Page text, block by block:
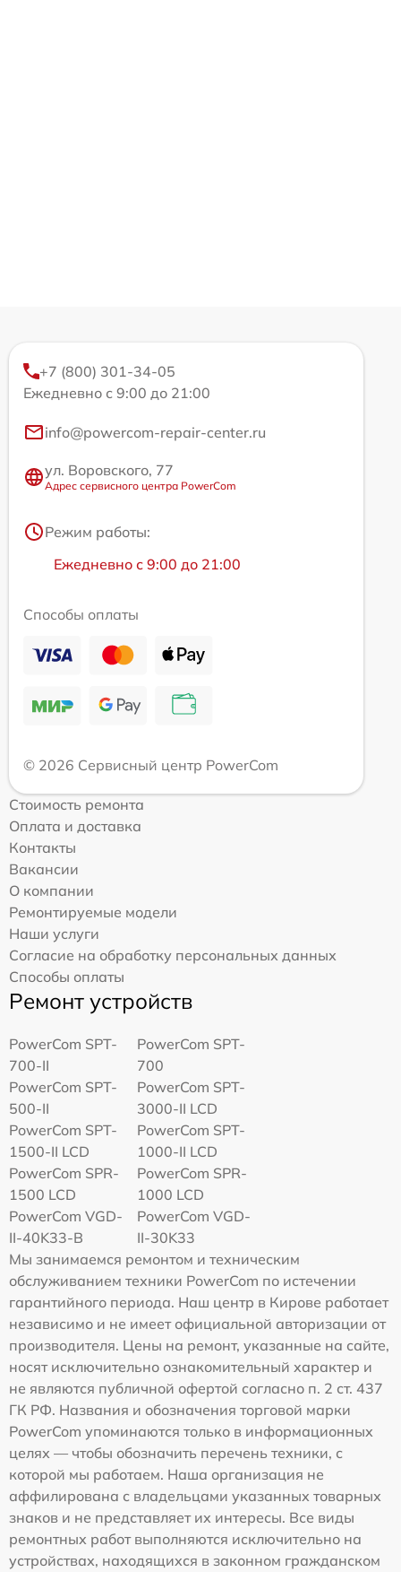
+7 (800) 301-34-05
Ежедневно с 9:00 до 21:00
info@powercom-repair-center.ru
ул. Воровского, 77
Адрес сервисного центра PowerCom
Режим работы:
Ежедневно с 9:00 до 21:00
Способы оплаты
© 2026 Сервисный центр PowerCom
Стоимость ремонта
Оплата и доставка
Контакты
Вакансии
О компании
Ремонтируемые модели
Наши услуги
Согласие на обработку персональных данных
Способы оплаты
Ремонт устройств
PowerCom SPT-
700-II
PowerCom SPT-
700
PowerCom SPT-
500-II
PowerCom SPT-
3000-II LCD
PowerCom SPT-
1500-II LCD
PowerCom SPT-
1000-II LCD
PowerCom SPR-
1500 LCD
PowerCom SPR-
1000 LCD
PowerCom VGD-
II-40K33-B
PowerCom VGD-
II-30K33
Мы занимаемся ремонтом и техническим
обслуживанием техники PowerCom по истечении
гарантийного периода. Наш центр в Кирове работает
независимо и не имеет официальной авторизации от
производителя. Цены на ремонт, указанные на сайте,
носят исключительно ознакомительный характер и
не являются публичной офертой согласно п. 2 ст. 437
ГК РФ. Названия и обозначения торговой марки
PowerCom упоминаются только в информационных
целях — чтобы обозначить перечень техники, с
которой мы работаем. Наша организация не
аффилирована с владельцами указанных товарных
знаков и не представляет их интересы. Все виды
ремонтных работ выполняются исключительно на
устройствах, находящихся в законном гражданском